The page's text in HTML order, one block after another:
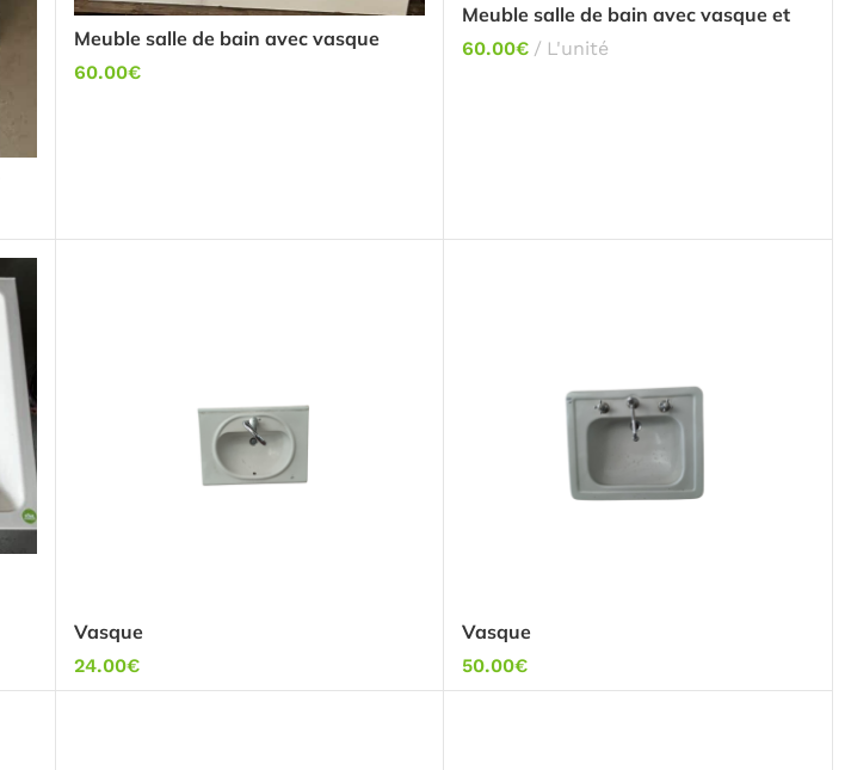
Meuble salle de bain avec vasque
60.00€
Meuble salle de bain avec vasque et
60.00€ L'unité
Vasque
24.00€
Vasque
50.00€